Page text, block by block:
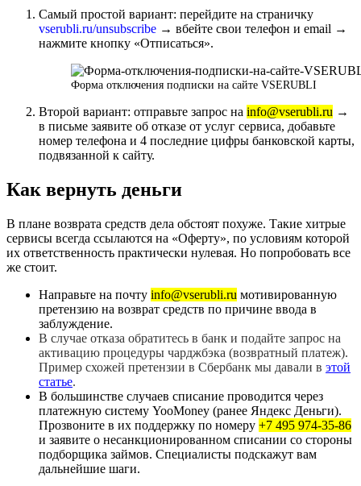
Самый простой вариант: перейдите на страничку
vserubli.ru/unsubscribe → вбейте свои телефон и email →
нажмите кнопку «Отписаться».
Форма отключения подписки на сайте VSERUBLI
Второй вариант: отправьте запрос на info@vserubli.ru →
в письме заявите об отказе от услуг сервиса, добавьте
номер телефона и 4 последние цифры банковской карты,
подвязанной к сайту.
Как вернуть деньги
В плане возврата средств дела обстоят похуже. Такие хитрые
сервисы всегда ссылаются на «Оферту», по условиям которой
их ответственность практически нулевая. Но попробовать все
же стоит.
Направьте на почту info@vserubli.ru мотивированную
претензию на возврат средств по причине ввода в
заблуждение.
В случае отказа обратитесь в банк и подайте запрос на
активацию процедуры чарджбэка (возвратный платеж).
Пример схожей претензии в Сбербанк мы давали в этой
статье.
В большинстве случаев списание проводится через
платежную систему YooMoney (ранее Яндекс Деньги).
Прозвоните в их поддержку по номеру +7 495 974-35-86
и заявите о несанкционированном списании со стороны
подборщика займов. Специалисты подскажут вам
дальнейшие шаги.